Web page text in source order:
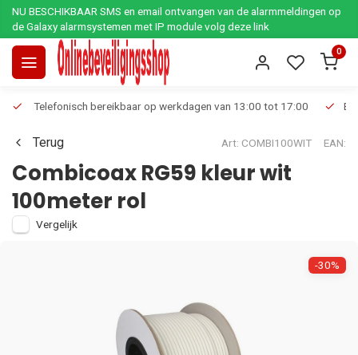
NU BESCHIKBAAR SMS en email ontvangen van de alarmmeldingen op
de Galaxy alarmsystemen met IP module volg deze link
0
Telefonisch bereikbaar op werkdagen van 13:00 tot 17:00
Terug Art: COMBI100WIT EAN:
Combicoax RG59 kleur wit
100meter rol
Vergelijk
-30%